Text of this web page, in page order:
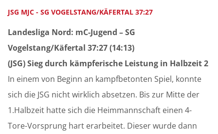
JSG MJC - SG VOGELSTANG/KÄFERTAL 37:27
Landesliga Nord: mC-Jugend – SG
Vogelstang/Käfertal 37:27 (14:13)
(JSG) Sieg durch kämpferische Leistung in Halbzeit 2
In einem von Beginn an kampfbetonten Spiel, konnte
sich die JSG nicht wirklich absetzen. Bis zur Mitte der
1.Halbzeit hatte sich die Heimmannschaft einen 4-
Tore-Vorsprung hart erarbeitet. Dieser wurde dann